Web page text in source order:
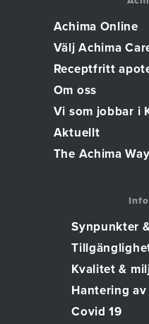
Achima Online
Välj Achima
Receptfritt
Om oss
Vi som jobbar i
Aktuellt
The Achima
Synpunkter
Kvalitet &
Hantering
Covid 19